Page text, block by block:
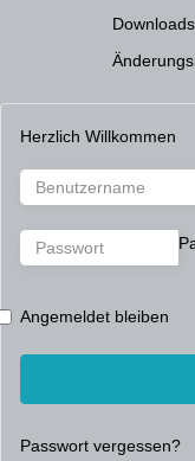
Downloads
Herzlich Willkommen
Angemeldet bleiben
Passwort vergessen?